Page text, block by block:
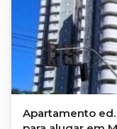
Apartamento ed.